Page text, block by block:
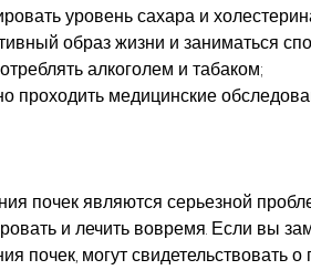
уровень сахара и
образ жизни и заниматься
алкоголем и табаком;
проходить медицинские
почек являются серьезной
и лечить вовремя. Если вы
почек, могут свидетельствовать